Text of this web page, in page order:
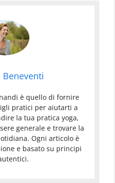
Beneventi
è quello di fornire
pratici per aiutarti a
la tua pratica yoga,
generale e trovare la
Ogni articolo è
e basato su principi